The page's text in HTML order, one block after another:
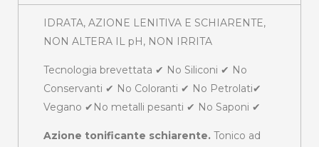
IDRATA, AZIONE LENITIVA E SCHIARENTE,
NON ALTERA IL pH, NON IRRITA
Tecnologia brevettata ✔ No Siliconi ✔ No
Conservanti ✔ No Coloranti ✔ No Petrolati✔
Vegano ✔No metalli pesanti ✔ No Saponi ✔
Azione tonificante schiarente. Tonico ad